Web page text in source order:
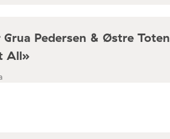
Pedersen & Østre Toten
All»